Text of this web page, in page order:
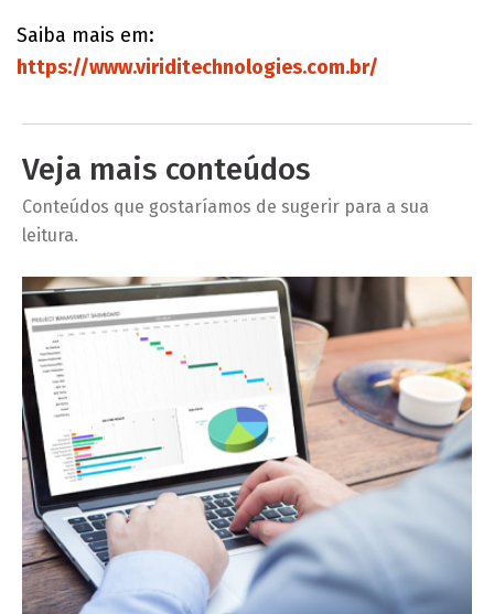
Saiba mais em:
https://www.viriditechnologies.com.br/
Veja mais conteúdos
Conteúdos que gostaríamos de sugerir para a sua
leitura.